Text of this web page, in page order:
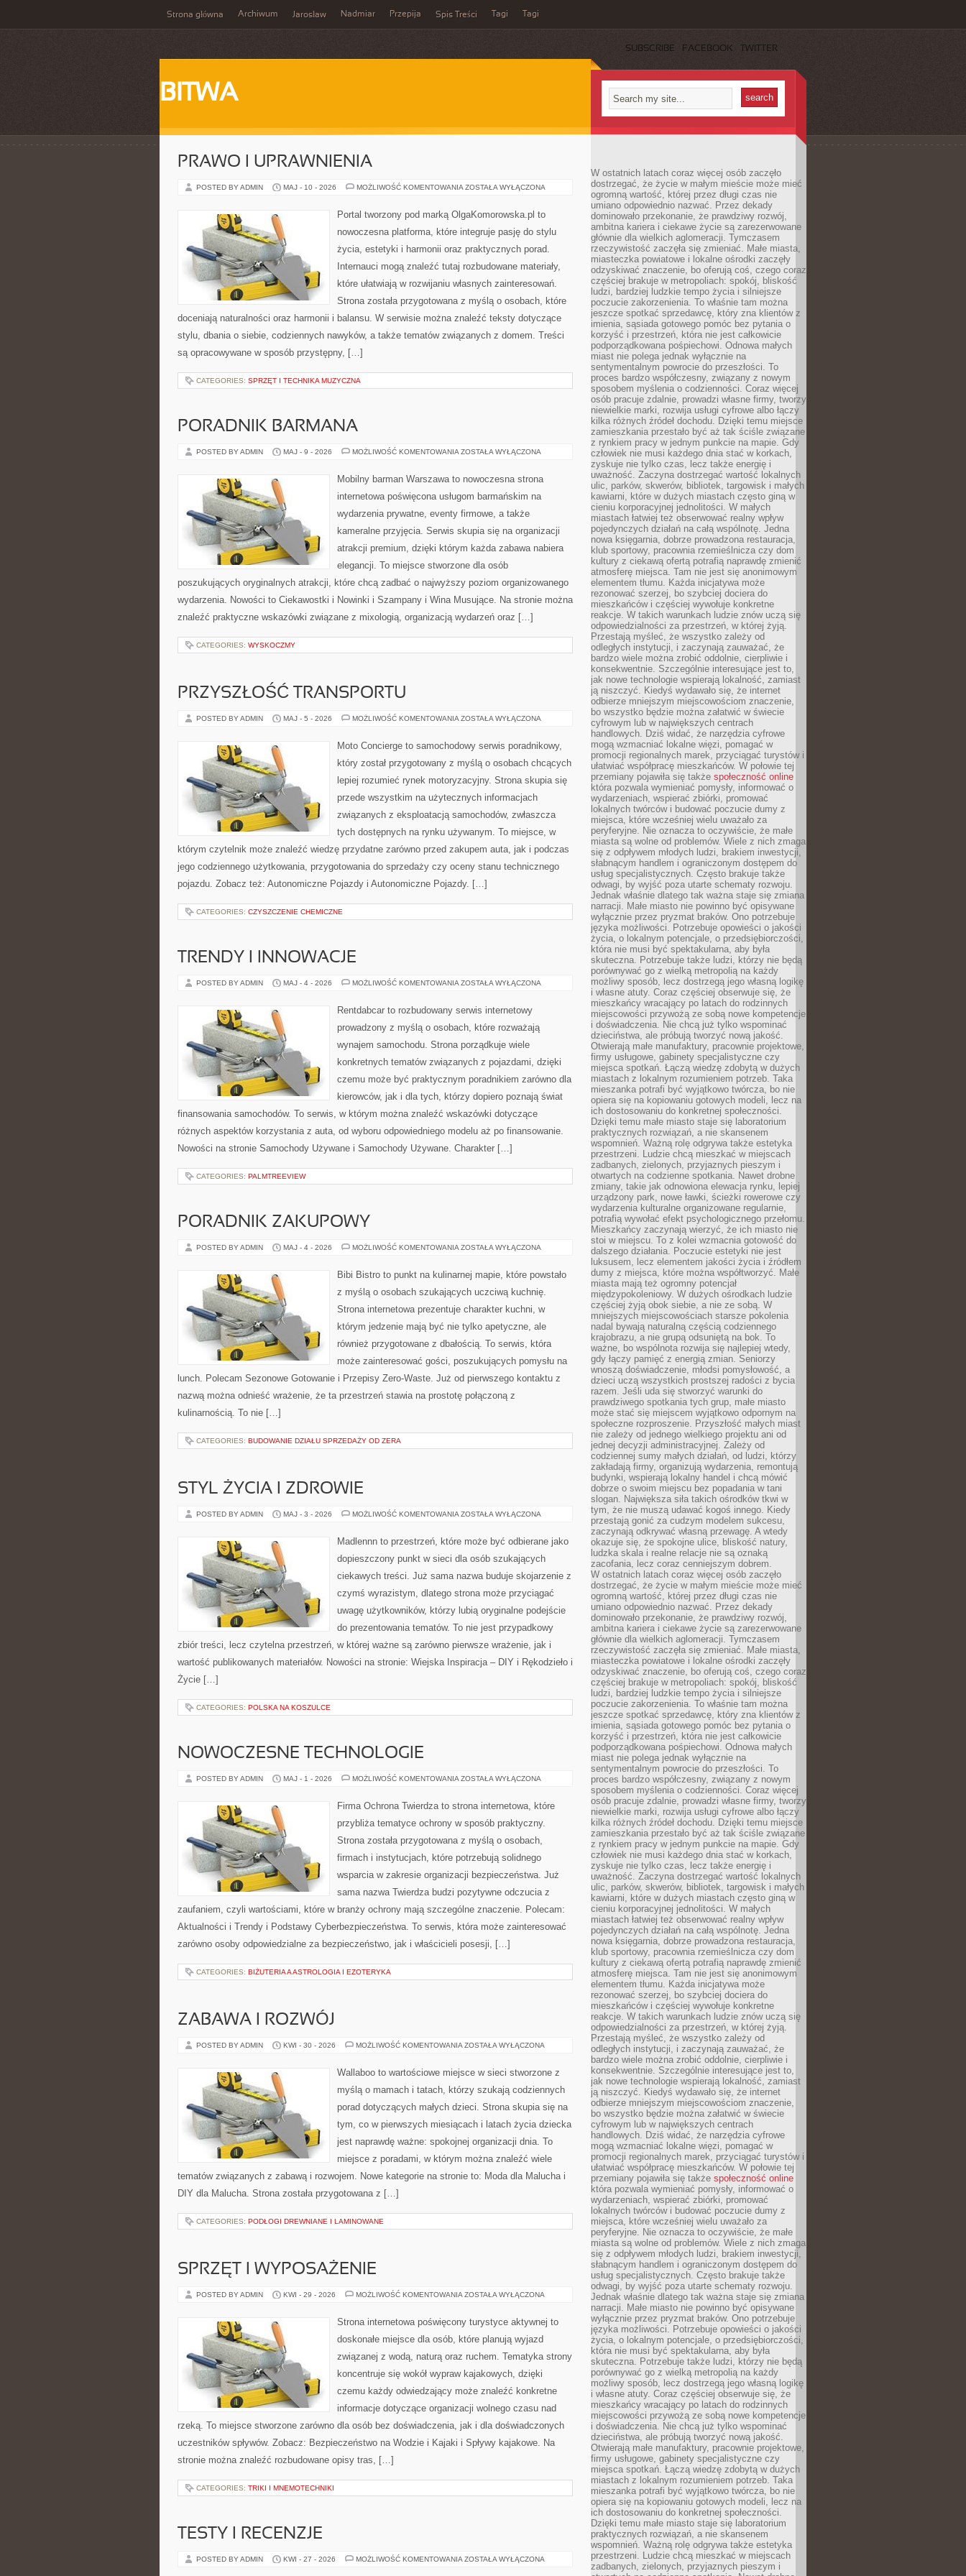
Strona główna Archiwum Jarosław Nadmiar Przepija Spis Treści Tagi Tagi
SUBSCRIBE FACEBOOK TWITTER
BITWA
PRAWO I UPRAWNIENIA
POSTED BY ADMIN MAJ - 10 - 2026 MOŻLIWOŚĆ KOMENTOWANIA PRAWO
ZOSTAŁA WYŁĄCZONA
Portal tworzony pod marką OlgaKomorowska.pl to
nowoczesna platforma, które integruje pasję do stylu
życia, estetyki i harmonii oraz praktycznych porad.
Internauci mogą znaleźć tutaj rozbudowane materiały,
które ułatwiają w rozwijaniu własnych zainteresowań.
Strona została przygotowana z myślą o osobach, które
doceniają naturalności oraz harmonii i balansu. W serwisie można znaleźć teksty dotyczące
stylu, dbania o siebie, codziennych nawyków, a także tematów związanych z domem. Treści
są opracowywane w sposób przystępny, […]
CATEGORIES: SPRZĘT I TECHNIKA MUZYCZNA
PORADNIK BARMANA
POSTED BY ADMIN MAJ - 9 - 2026 MOŻLIWOŚĆ KOMENTOWANIA PORADNIK
ZOSTAŁA WYŁĄCZONA
Mobilny barman Warszawa to nowoczesna strona
internetowa poświęcona usługom barmańskim na
wydarzenia prywatne, eventy firmowe, a także
kameralne przyjęcia. Serwis skupia się na organizacji
atrakcji premium, dzięki którym każda zabawa nabiera
elegancji. To miejsce stworzone dla osób
poszukujących oryginalnych atrakcji, które chcą zadbać o najwyższy poziom organizowanego
wydarzenia. Nowości to Ciekawostki i Nowinki i Szampany i Wina Musujące. Na stronie można
znaleźć praktyczne wskazówki związane z mixologią, organizacją wydarzeń oraz […]
CATEGORIES: WYSKOCZMY
PRZYSZŁOŚĆ TRANSPORTU
POSTED BY ADMIN MAJ - 5 - 2026 MOŻLIWOŚĆ KOMENTOWANIA PRZYSZŁOŚĆ
ZOSTAŁA WYŁĄCZONA
Moto Concierge to samochodowy serwis poradnikowy,
który został przygotowany z myślą o osobach chcących
lepiej rozumieć rynek motoryzacyjny. Strona skupia się
przede wszystkim na użytecznych informacjach
związanych z eksploatacją samochodów, zwłaszcza
tych dostępnych na rynku używanym. To miejsce, w
którym czytelnik może znaleźć wiedzę przydatne zarówno przed zakupem auta, jak i podczas
jego codziennego użytkowania, przygotowania do sprzedaży czy oceny stanu technicznego
pojazdu. Zobacz też: Autonomiczne Pojazdy i Autonomiczne Pojazdy. […]
CATEGORIES: CZYSZCZENIE CHEMICZNE
TRENDY I INNOWACJE
POSTED BY ADMIN MAJ - 4 - 2026 MOŻLIWOŚĆ KOMENTOWANIA TRENDY
ZOSTAŁA WYŁĄCZONA
Rentdabcar to rozbudowany serwis internetowy
prowadzony z myślą o osobach, które rozważają
wynajem samochodu. Strona porządkuje wiele
konkretnych tematów związanych z pojazdami, dzięki
czemu może być praktycznym poradnikiem zarówno dla
kierowców, jak i dla tych, którzy dopiero poznają świat
finansowania samochodów. To serwis, w którym można znaleźć wskazówki dotyczące
różnych aspektów korzystania z auta, od wyboru odpowiedniego modelu aż po finansowanie.
Nowości na stronie Samochody Używane i Samochody Używane. Charakter […]
CATEGORIES: PALMTREEVIEW
PORADNIK ZAKUPOWY
POSTED BY ADMIN MAJ - 4 - 2026 MOŻLIWOŚĆ KOMENTOWANIA PORADNIK
ZOSTAŁA WYŁĄCZONA
Bibi Bistro to punkt na kulinarnej mapie, które powstało
z myślą o osobach szukających uczciwą kuchnię.
Strona internetowa prezentuje charakter kuchni, w
którym jedzenie mają być nie tylko apetyczne, ale
również przygotowane z dbałością. To serwis, która
może zainteresować gości, poszukujących pomysłu na
lunch. Polecam Sezonowe Gotowanie i Przepisy Zero-Waste. Już od pierwszego kontaktu z
nazwą można odnieść wrażenie, że ta przestrzeń stawia na prostotę połączoną z
kulinarnością. To nie […]
CATEGORIES: BUDOWANIE DZIAŁU SPRZEDAŻY OD ZERA
STYL ŻYCIA I ZDROWIE
POSTED BY ADMIN MAJ - 3 - 2026 MOŻLIWOŚĆ KOMENTOWANIA STYL
ZDROWIE
ZOSTAŁA WYŁĄCZONA
Madlennn to przestrzeń, które może być odbierane jako
dopieszczony punkt w sieci dla osób szukających
ciekawych treści. Już sama nazwa buduje skojarzenie z
czymś wyrazistym, dlatego strona może przyciągać
uwagę użytkowników, którzy lubią oryginalne podejście
do prezentowania tematów. To nie jest przypadkowy
zbiór treści, lecz czytelna przestrzeń, w której ważne są zarówno pierwsze wrażenie, jak i
wartość publikowanych materiałów. Nowości na stronie: Wiejska Inspiracja – DIY i Rękodzieło i
Życie […]
CATEGORIES: POLSKA NA KOSZULCE
NOWOCZESNE TECHNOLOGIE
POSTED BY ADMIN MAJ - 1 - 2026 MOŻLIWOŚĆ KOMENTOWANIA NOWOCZESNE
ZOSTAŁA WYŁĄCZONA
Firma Ochrona Twierdza to strona internetowa, które
przybliża tematyce ochrony w sposób praktyczny.
Strona została przygotowana z myślą o osobach,
firmach i instytucjach, które potrzebują solidnego
wsparcia w zakresie organizacji bezpieczeństwa. Już
sama nazwa Twierdza budzi pozytywne odczucia z
zaufaniem, czyli wartościami, które w branży ochrony mają szczególne znaczenie. Polecam:
Aktualności i Trendy i Podstawy Cyberbezpieczeństwa. To serwis, która może zainteresować
zarówno osoby odpowiedzialne za bezpieczeństwo, jak i właścicieli posesji, […]
CATEGORIES: BIŻUTERIA A ASTROLOGIA I EZOTERYKA
ZABAWA I ROZWÓJ
POSTED BY ADMIN KWI - 30 - 2026 MOŻLIWOŚĆ KOMENTOWANIA ZABAWA
ZOSTAŁA WYŁĄCZONA
Wallaboo to wartościowe miejsce w sieci stworzone z
myślą o mamach i tatach, którzy szukają codziennych
porad dotyczących małych dzieci. Strona skupia się na
tym, co w pierwszych miesiącach i latach życia dziecka
jest naprawdę ważne: spokojnej organizacji dnia. To
miejsce z poradami, w którym można znaleźć wiele
tematów związanych z zabawą i rozwojem. Nowe kategorie na stronie to: Moda dla Malucha i
DIY dla Malucha. Strona została przygotowana z […]
CATEGORIES: PODŁOGI DREWNIANE I LAMINOWANE
SPRZĘT I WYPOSAŻENIE
POSTED BY ADMIN KWI - 29 - 2026 MOŻLIWOŚĆ KOMENTOWANIA SPRZĘT
ZOSTAŁA WYŁĄCZONA
Strona internetowa poświęcony turystyce aktywnej to
doskonałe miejsce dla osób, które planują wyjazd
związanej z wodą, naturą oraz ruchem. Tematyka strony
koncentruje się wokół wypraw kajakowych, dzięki
czemu każdy odwiedzający może znaleźć konkretne
informacje dotyczące organizacji wolnego czasu nad
rzeką. To miejsce stworzone zarówno dla osób bez doświadczenia, jak i dla doświadczonych
uczestników spływów. Zobacz: Bezpieczeństwo na Wodzie i Kajaki i Spływy kajakowe. Na
stronie można znaleźć rozbudowane opisy tras, […]
CATEGORIES: TRIKI I MNEMOTECHNIKI
TESTY I RECENZJE
POSTED BY ADMIN KWI - 27 - 2026 MOŻLIWOŚĆ KOMENTOWANIA TESTY
ZOSTAŁA WYŁĄCZONA
W ostatnich latach coraz więcej osób zaczęło
dostrzegać, że życie w małym mieście może mieć
ogromną wartość, której przez długi czas nie
umiano odpowiednio nazwać. Przez dekady
dominowało przekonanie, że prawdziwy rozwój,
ambitna kariera i ciekawe życie są zarezerwowane
głównie dla wielkich aglomeracji. Tymczasem
rzeczywistość zaczęła się zmieniać. Małe miasta,
miasteczka powiatowe i lokalne ośrodki zaczęły
odzyskiwać znaczenie, bo oferują coś, czego coraz
częściej brakuje w metropoliach: spokój, bliskość
ludzi, bardziej ludzkie tempo życia i silniejsze
poczucie zakorzenienia. To właśnie tam można
jeszcze spotkać sprzedawcę, który zna klientów z
imienia, sąsiada gotowego pomóc bez pytania o
korzyść i przestrzeń, która nie jest całkowicie
podporządkowana pośpiechowi. Odnowa małych
miast nie polega jednak wyłącznie na
sentymentalnym powrocie do przeszłości. To
proces bardzo współczesny, związany z nowym
sposobem myślenia o codzienności. Coraz więcej
osób pracuje zdalnie, prowadzi własne firmy, tworzy
niewielkie marki, rozwija usługi cyfrowe albo łączy
kilka różnych źródeł dochodu. Dzięki temu miejsce
zamieszkania przestało być aż tak ściśle związane
z rynkiem pracy w jednym punkcie na mapie. Gdy
człowiek nie musi każdego dnia stać w korkach,
zyskuje nie tylko czas, lecz także energię i
uważność. Zaczyna dostrzegać wartość lokalnych
ulic, parków, skwerów, bibliotek, targowisk i małych
kawiarni, które w dużych miastach często giną w
cieniu korporacyjnej jednolitości. W małych
miastach łatwiej też obserwować realny wpływ
pojedynczych działań na całą wspólnotę. Jedna
nowa księgarnia, dobrze prowadzona restauracja,
klub sportowy, pracownia rzemieślnicza czy dom
kultury z ciekawą ofertą potrafią naprawdę zmienić
atmosferę miejsca. Tam nie jest się anonimowym
elementem tłumu. Każda inicjatywa może
rezonować szerzej, bo szybciej dociera do
mieszkańców i częściej wywołuje konkretne
reakcje. W takich warunkach ludzie znów uczą się
odpowiedzialności za przestrzeń, w której żyją.
Przestają myśleć, że wszystko zależy od
odległych instytucji, i zaczynają zauważać, że
bardzo wiele można zrobić oddolnie, cierpliwie i
konsekwentnie. Szczególnie interesujące jest to,
jak nowe technologie wspierają lokalność, zamiast
ją niszczyć. Kiedyś wydawało się, że internet
odbierze mniejszym miejscowościom znaczenie,
bo wszystko będzie można załatwić w świecie
cyfrowym lub w największych centrach
handlowych. Dziś widać, że narzędzia cyfrowe
mogą wzmacniać lokalne więzi, pomagać w
promocji regionalnych marek, przyciągać turystów i
ułatwiać współpracę mieszkańców. W połowie tej
przemiany pojawiła się także społeczność online
która pozwala wymieniać pomysły, informować o
wydarzeniach, wspierać zbiórki, promować
lokalnych twórców i budować poczucie dumy z
miejsca, które wcześniej wielu uważało za
peryferyjne. Nie oznacza to oczywiście, że małe
miasta są wolne od problemów. Wiele z nich zmaga
się z odpływem młodych ludzi, brakiem inwestycji,
słabnącym handlem i ograniczonym dostępem do
usług specjalistycznych. Często brakuje także
odwagi, by wyjść poza utarte schematy rozwoju.
Jednak właśnie dlatego tak ważna staje się zmiana
narracji. Małe miasto nie powinno być opisywane
wyłącznie przez pryzmat braków. Ono potrzebuje
języka możliwości. Potrzebuje opowieści o jakości
życia, o lokalnym potencjale, o przedsiębiorczości,
która nie musi być spektakularna, aby była
skuteczna. Potrzebuje także ludzi, którzy nie będą
porównywać go z wielką metropolią na każdy
możliwy sposób, lecz dostrzegą jego własną logikę
i własne atuty. Coraz częściej obserwuje się, że
mieszkańcy wracający po latach do rodzinnych
miejscowości przywożą ze sobą nowe kompetencje
i doświadczenia. Nie chcą już tylko wspominać
dzieciństwa, ale próbują tworzyć nową jakość.
Otwierają małe manufaktury, pracownie projektowe,
firmy usługowe, gabinety specjalistyczne czy
miejsca spotkań. Łączą wiedzę zdobytą w dużych
miastach z lokalnym rozumieniem potrzeb. Taka
mieszanka potrafi być wyjątkowo twórcza, bo nie
opiera się na kopiowaniu gotowych modeli, lecz na
ich dostosowaniu do konkretnej społeczności.
Dzięki temu małe miasto staje się laboratorium
praktycznych rozwiązań, a nie skansenem
wspomnień. Ważną rolę odgrywa także estetyka
przestrzeni. Ludzie chcą mieszkać w miejscach
zadbanych, zielonych, przyjaznych pieszym i
otwartych na codzienne spotkania. Nawet drobne
zmiany, takie jak odnowiona elewacja rynku, lepiej
urządzony park, nowe ławki, ścieżki rowerowe czy
wydarzenia kulturalne organizowane regularnie,
potrafią wywołać efekt psychologicznego przełomu.
Mieszkańcy zaczynają wierzyć, że ich miasto nie
stoi w miejscu. To z kolei wzmacnia gotowość do
dalszego działania. Poczucie estetyki nie jest
luksusem, lecz elementem jakości życia i źródłem
dumy z miejsca, które można współtworzyć. Małe
miasta mają też ogromny potencjał
międzypokoleniowy. W dużych ośrodkach ludzie
częściej żyją obok siebie, a nie ze sobą. W
mniejszych miejscowościach starsze pokolenia
nadal bywają naturalną częścią codziennego
krajobrazu, a nie grupą odsuniętą na bok. To
ważne, bo wspólnota rozwija się najlepiej wtedy,
gdy łączy pamięć z energią zmian. Seniorzy
wnoszą doświadczenie, młodsi pomysłowość, a
dzieci uczą wszystkich prostszej radości z bycia
razem. Jeśli uda się stworzyć warunki do
prawdziwego spotkania tych grup, małe miasto
może stać się miejscem wyjątkowo odpornym na
społeczne rozproszenie. Przyszłość małych miast
nie zależy od jednego wielkiego projektu ani od
jednej decyzji administracyjnej. Zależy od
codziennej sumy małych działań, od ludzi, którzy
zakładają firmy, organizują wydarzenia, remontują
budynki, wspierają lokalny handel i chcą mówić
dobrze o swoim miejscu bez popadania w tani
slogan. Największa siła takich ośrodków tkwi w
tym, że nie muszą udawać kogoś innego. Kiedy
przestają gonić za cudzym modelem sukcesu,
zaczynają odkrywać własną przewagę. A wtedy
okazuje się, że spokojne ulice, bliskość natury,
ludzka skala i realne relacje nie są oznaką
zacofania, lecz coraz cenniejszym dobrem.
W ostatnich latach coraz więcej osób zaczęło
dostrzegać, że życie w małym mieście może mieć
ogromną wartość, której przez długi czas nie
umiano odpowiednio nazwać. Przez dekady
dominowało przekonanie, że prawdziwy rozwój,
ambitna kariera i ciekawe życie są zarezerwowane
głównie dla wielkich aglomeracji. Tymczasem
rzeczywistość zaczęła się zmieniać. Małe miasta,
miasteczka powiatowe i lokalne ośrodki zaczęły
odzyskiwać znaczenie, bo oferują coś, czego coraz
częściej brakuje w metropoliach: spokój, bliskość
ludzi, bardziej ludzkie tempo życia i silniejsze
poczucie zakorzenienia. To właśnie tam można
jeszcze spotkać sprzedawcę, który zna klientów z
imienia, sąsiada gotowego pomóc bez pytania o
korzyść i przestrzeń, która nie jest całkowicie
podporządkowana pośpiechowi. Odnowa małych
miast nie polega jednak wyłącznie na
sentymentalnym powrocie do przeszłości. To
proces bardzo współczesny, związany z nowym
sposobem myślenia o codzienności. Coraz więcej
osób pracuje zdalnie, prowadzi własne firmy, tworzy
niewielkie marki, rozwija usługi cyfrowe albo łączy
kilka różnych źródeł dochodu. Dzięki temu miejsce
zamieszkania przestało być aż tak ściśle związane
z rynkiem pracy w jednym punkcie na mapie. Gdy
człowiek nie musi każdego dnia stać w korkach,
zyskuje nie tylko czas, lecz także energię i
uważność. Zaczyna dostrzegać wartość lokalnych
ulic, parków, skwerów, bibliotek, targowisk i małych
kawiarni, które w dużych miastach często giną w
cieniu korporacyjnej jednolitości. W małych
miastach łatwiej też obserwować realny wpływ
pojedynczych działań na całą wspólnotę. Jedna
nowa księgarnia, dobrze prowadzona restauracja,
klub sportowy, pracownia rzemieślnicza czy dom
kultury z ciekawą ofertą potrafią naprawdę zmienić
atmosferę miejsca. Tam nie jest się anonimowym
elementem tłumu. Każda inicjatywa może
rezonować szerzej, bo szybciej dociera do
mieszkańców i częściej wywołuje konkretne
reakcje. W takich warunkach ludzie znów uczą się
odpowiedzialności za przestrzeń, w której żyją.
Przestają myśleć, że wszystko zależy od
odległych instytucji, i zaczynają zauważać, że
bardzo wiele można zrobić oddolnie, cierpliwie i
konsekwentnie. Szczególnie interesujące jest to,
jak nowe technologie wspierają lokalność, zamiast
ją niszczyć. Kiedyś wydawało się, że internet
odbierze mniejszym miejscowościom znaczenie,
bo wszystko będzie można załatwić w świecie
cyfrowym lub w największych centrach
handlowych. Dziś widać, że narzędzia cyfrowe
mogą wzmacniać lokalne więzi, pomagać w
promocji regionalnych marek, przyciągać turystów i
ułatwiać współpracę mieszkańców. W połowie tej
przemiany pojawiła się także społeczność online
która pozwala wymieniać pomysły, informować o
wydarzeniach, wspierać zbiórki, promować
lokalnych twórców i budować poczucie dumy z
miejsca, które wcześniej wielu uważało za
peryferyjne. Nie oznacza to oczywiście, że małe
miasta są wolne od problemów. Wiele z nich zmaga
się z odpływem młodych ludzi, brakiem inwestycji,
słabnącym handlem i ograniczonym dostępem do
usług specjalistycznych. Często brakuje także
odwagi, by wyjść poza utarte schematy rozwoju.
Jednak właśnie dlatego tak ważna staje się zmiana
narracji. Małe miasto nie powinno być opisywane
wyłącznie przez pryzmat braków. Ono potrzebuje
języka możliwości. Potrzebuje opowieści o jakości
życia, o lokalnym potencjale, o przedsiębiorczości,
która nie musi być spektakularna, aby była
skuteczna. Potrzebuje także ludzi, którzy nie będą
porównywać go z wielką metropolią na każdy
możliwy sposób, lecz dostrzegą jego własną logikę
i własne atuty. Coraz częściej obserwuje się, że
mieszkańcy wracający po latach do rodzinnych
miejscowości przywożą ze sobą nowe kompetencje
i doświadczenia. Nie chcą już tylko wspominać
dzieciństwa, ale próbują tworzyć nową jakość.
Otwierają małe manufaktury, pracownie projektowe,
firmy usługowe, gabinety specjalistyczne czy
miejsca spotkań. Łączą wiedzę zdobytą w dużych
miastach z lokalnym rozumieniem potrzeb. Taka
mieszanka potrafi być wyjątkowo twórcza, bo nie
opiera się na kopiowaniu gotowych modeli, lecz na
ich dostosowaniu do konkretnej społeczności.
Dzięki temu małe miasto staje się laboratorium
praktycznych rozwiązań, a nie skansenem
wspomnień. Ważną rolę odgrywa także estetyka
przestrzeni. Ludzie chcą mieszkać w miejscach
zadbanych, zielonych, przyjaznych pieszym i